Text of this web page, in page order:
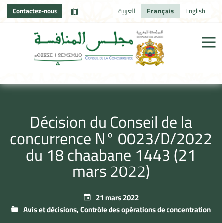
Contactez-nous العربية Français English
Décision du Conseil de la
concurrence N° 0023/D/2022
du 18 chaabane 1443 (21
mars 2022)
21 mars 2022
Avis et décisions,Contrôle des opérations de concentration